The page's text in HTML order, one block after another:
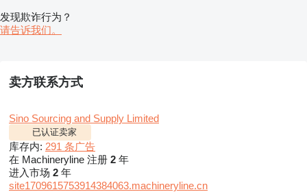
发现欺诈行为？
请告诉我们。
卖方联系方式
Sino Sourcing and Supply Limited
已认证卖家
库存内: 291 条广告
在 Machineryline 注册 2 年
进入市场 2 年
site1709615753914384063.machineryline.cn